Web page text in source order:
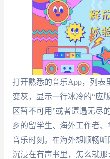
打开熟悉的音乐App，列表
变灰，显示一行冰冷的“应
区暂不可用”或者遭遇无尽
乡的留学生、海外工作者
音乐时刻。在海外想顺畅听
沉浸在有声书里，怎么就